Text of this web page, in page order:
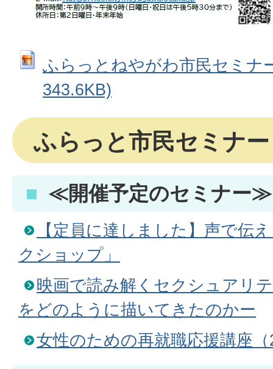
ふらっとねやがわ市民セミナ
343.6KB)
ふらっと市民セミナー
≪開催予定のセミナー≫
【定員に達しました】声で伝
クショップ」
映画で読み解くセクシュアリ
をどのように描いてきたのかー
女性のための再就職応援講座